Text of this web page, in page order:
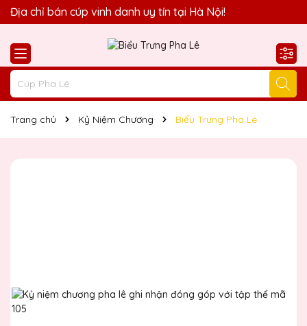
Quà Tặng Biểu Trưng Pha Lê QTG xin chào Quý Khách!
Địa chỉ bán cúp vinh danh uy tín tại Hà Nội!
Trang chủ Kỷ Niệm Chương Biểu Trưng Pha Lê